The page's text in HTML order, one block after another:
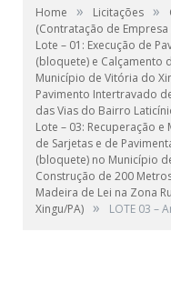
Home » Licitações »
(Contratação de Empresa
Lote – 01: Execução de
(bloquete) e Calçamento
Município de Vitória do
Pavimento Intertravado
das Vias do Bairro
Lote – 03: Recuperação
de Sarjetas e de
(bloquete) no Município
Construção de 200
Madeira de Lei na Zona
Xingu/PA) » LOTE 03 –